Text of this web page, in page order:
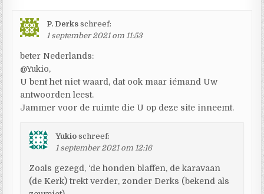
P. Derks schreef:
1 september 2021 om 11:53
beter Nederlands:
@Yukio,
U bent het niet waard, dat ook maar iémand Uw
antwoorden leest.
Jammer voor de ruimte die U op deze site inneemt.
Yukio schreef:
1 september 2021 om 12:16
Zoals gezegd, ‘de honden blaffen, de karavaan
(de Kerk) trekt verder, zonder Derks (bekend als